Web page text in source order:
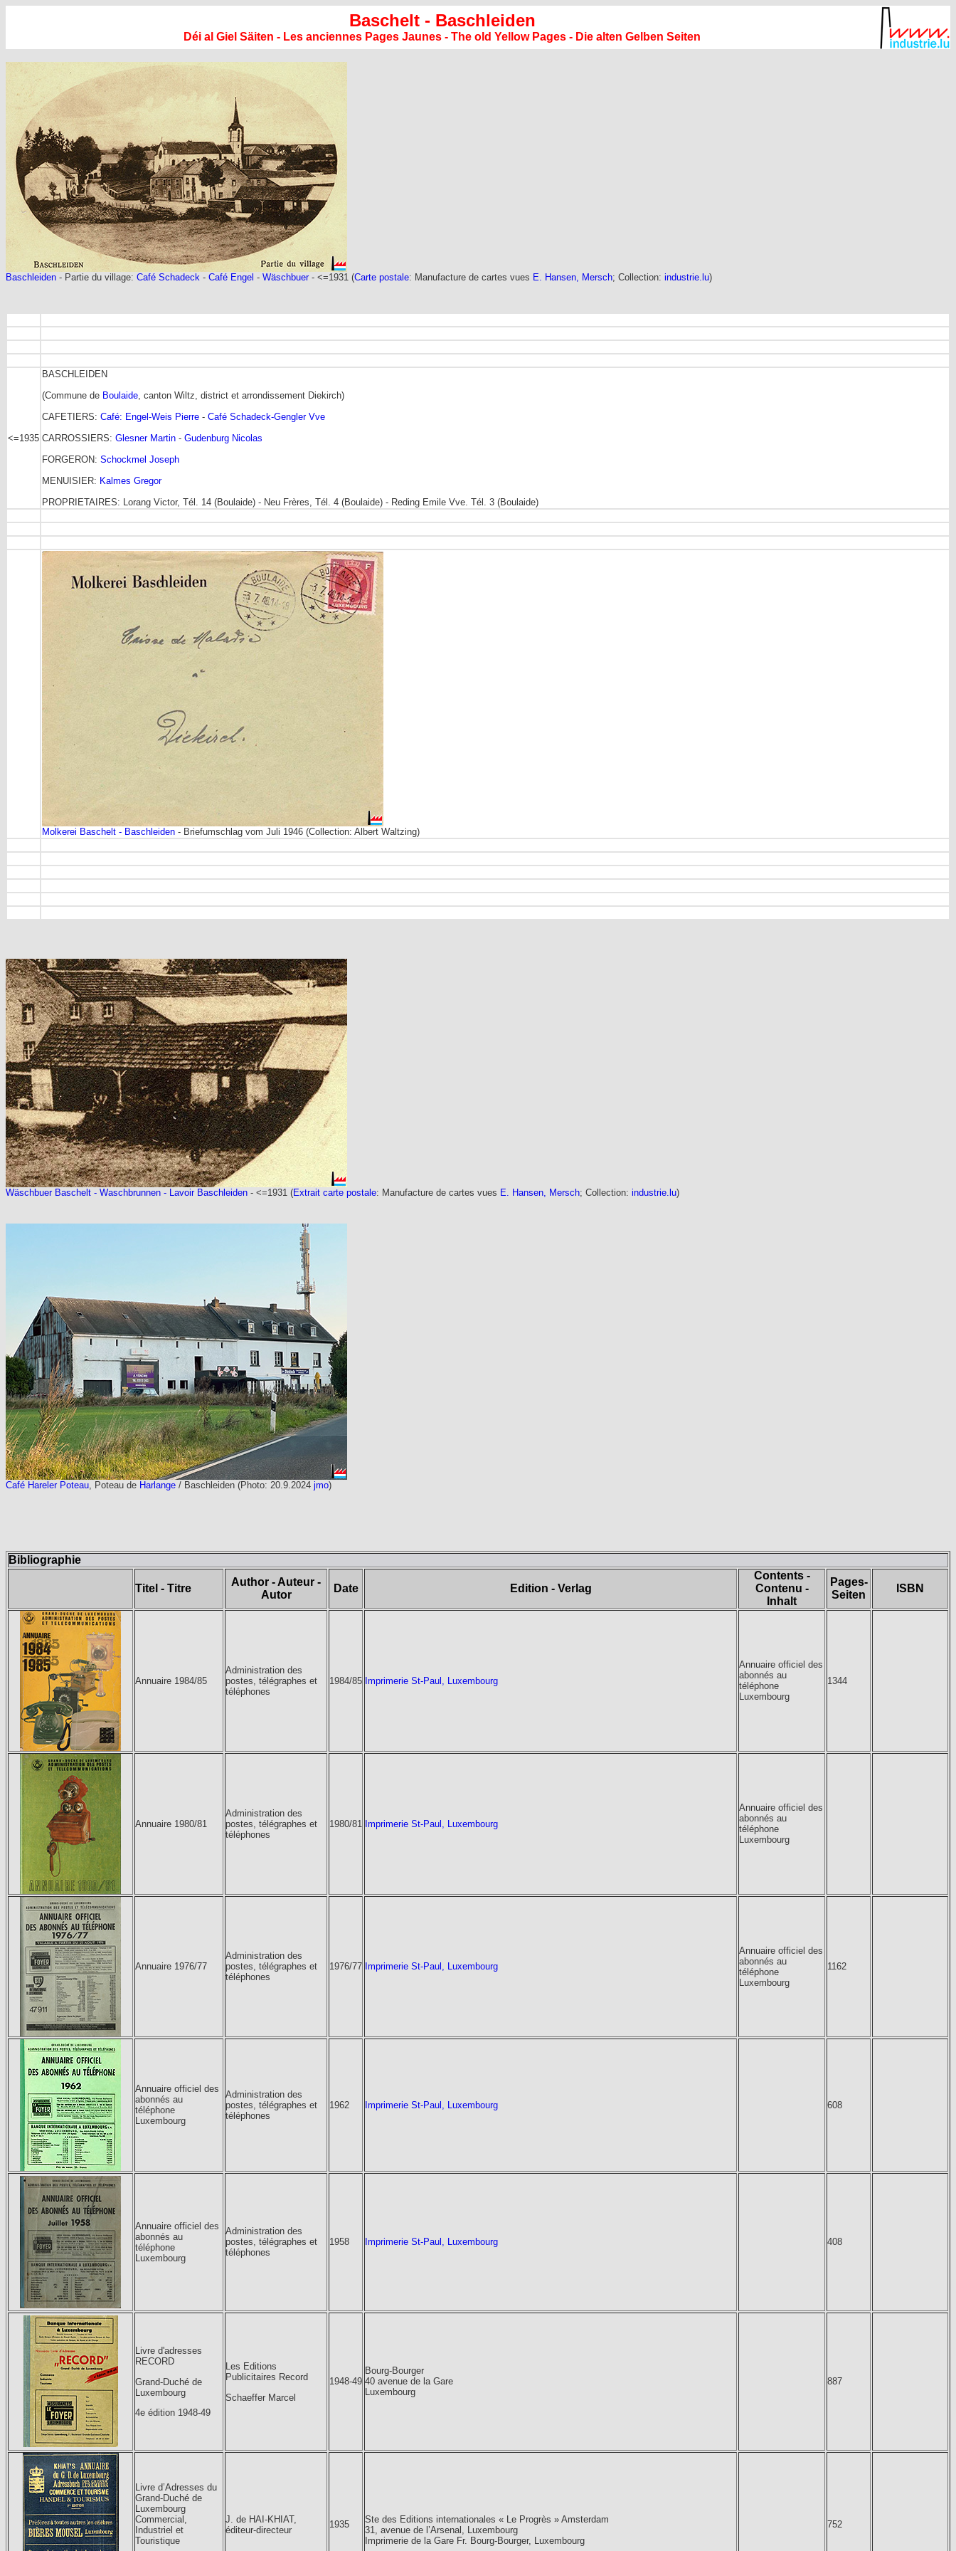
Baschelt - Baschleiden
Déi al Giel Säiten - Les anciennes Pages Jaunes - The old Yellow Pages - Die alten Gelben Seiten
Baschleiden - Partie du village: Café Schadeck - Café Engel - Wäschbuer- <=1931 (Carte postale: Manufacture de cartes vues E. Hansen, Mersch; Collection: industrie.lu)
<=1935
BASCHLEIDEN
(Commune de Boulaide, canton Wiltz, district et arrondissement Diekirch)
CAFETIERS: Café: Engel-Weis Pierre - Café Schadeck-Gengler Vve
CARROSSIERS: Glesner Martin - Gudenburg Nicolas
FORGERON: Schockmel Joseph
MENUISIER: Kalmes Gregor
PROPRIETAIRES: Lorang Victor, Tél. 14 (Boulaide) - Neu Frères, Tél. 4 (Boulaide) - Reding Emile Vve. Tél. 3 (Boulaide)
Molkerei Baschelt - Baschleiden - Briefumschlag vom Juli 1946 (Collection: Albert Waltzing)
Wäschbuer Baschelt - Waschbrunnen - Lavoir Baschleiden - <=1931 (Extrait carte postale: Manufacture de cartes vues E. Hansen, Mersch; Collection: industrie.lu)
Café Hareler Poteau, Poteau de Harlange / Baschleiden (Photo: 20.9.2024 jmo)
Bibliographie
Titel - Titre
Author - Auteur -
Autor
Date Edition - Verlag
Contents -
Contenu -
Inhalt
Pages-
Seiten
ISBN
Annuaire 1984/85
Administration des
postes, télégraphes et
téléphones
1984/85 Imprimerie St-Paul, Luxembourg
Annuaire officiel des
abonnés au
téléphone
Luxembourg
1344
Annuaire 1980/81
Administration des
postes, télégraphes et
téléphones
1980/81 Imprimerie St-Paul, Luxembourg
Annuaire officiel des
abonnés au
téléphone
Luxembourg
Annuaire 1976/77
Administration des
postes, télégraphes et
téléphones
1976/77 Imprimerie St-Paul, Luxembourg
Annuaire officiel des
abonnés au
téléphone
Luxembourg
1162
Annuaire officiel des
abonnés au
téléphone
Luxembourg
Administration des
postes, télégraphes et
téléphones
1962 Imprimerie St-Paul, Luxembourg 608
Annuaire officiel des
abonnés au
téléphone
Luxembourg
Administration des
postes, télégraphes et
téléphones
1958 Imprimerie St-Paul, Luxembourg 408
Livre d'adresses
RECORD
Grand-Duché de
Luxembourg
4e édition 1948-49
Les Editions
Publicitaires Record
Schaeffer Marcel
1948-49
Bourg-Bourger
40 avenue de la Gare
Luxembourg
887
Livre d’Adresses du
Grand-Duché de
Luxembourg
Commercial,
Industriel et
Touristique
J. de HAI-KHIAT,
éditeur-directeur
1935
Ste des Editions internationales « Le Progrès » Amsterdam
31, avenue de l’Arsenal, Luxembourg
Imprimerie de la Gare Fr. Bourg-Bourger, Luxembourg
752